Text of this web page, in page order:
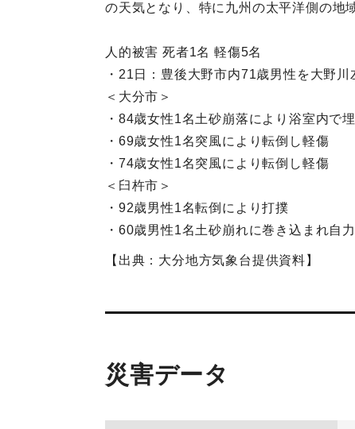
の天気となり、特に九州の太平洋側の地
人的被害 死者1名 軽傷5名
・21日：豊後大野市内71歳男性を大野
＜大分市＞
・84歳女性1名土砂崩落により浴室内で
・69歳女性1名突風により転倒し軽傷
・74歳女性1名突風により転倒し軽傷
＜臼杵市＞
・92歳男性1名転倒により打撲
・60歳男性1名土砂崩れに巻き込まれ自
【出典：大分地方気象台提供資料】
災害データ